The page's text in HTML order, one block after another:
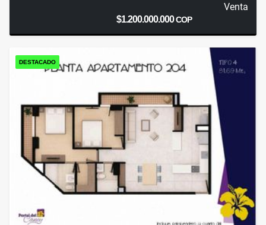
Venta
$1.200.000.000COP
DESTACADO